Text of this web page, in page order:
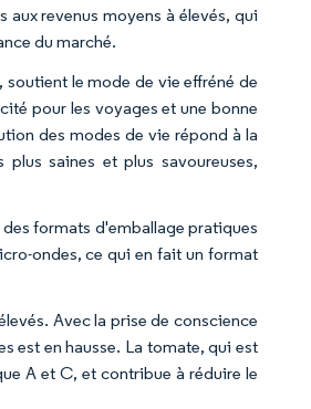
revenus moyens à élevés, qui
du marché.
le mode de vie effréné de
pour les voyages et une bonne
des modes de vie répond à la
saines et plus savoureuses,
formats d'emballage pratiques
ondes, ce qui en fait un format
Avec la prise de conscience
est en hausse. La tomate, qui est
A et C, et contribue à réduire le